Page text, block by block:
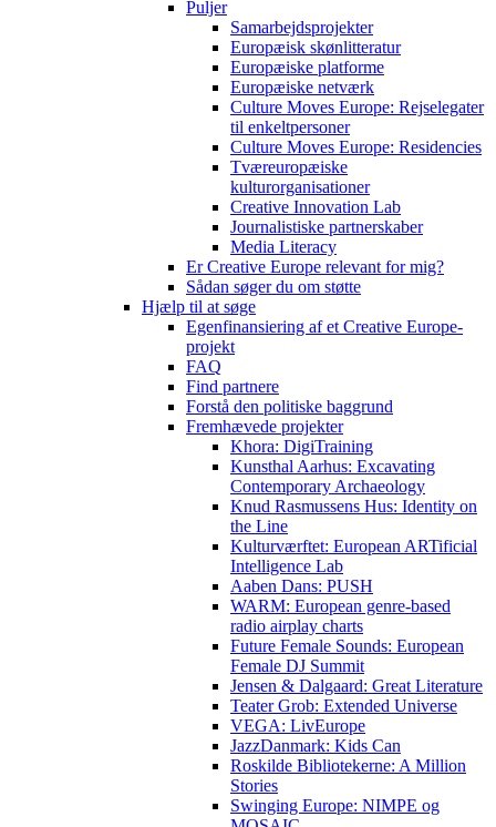
Puljer
Samarbejdsprojekter
Europæisk skønlitteratur
Europæiske platforme
Europæiske netværk
Culture Moves Europe: Rejselegater
til enkeltpersoner
Culture Moves Europe: Residencies
Tværeuropæiske
kulturorganisationer
Creative Innovation Lab
Journalistiske partnerskaber
Media Literacy
Er Creative Europe relevant for mig?
Sådan søger du om støtte
Hjælp til at søge
Egenfinansiering af et Creative Europe-
projekt
FAQ
Find partnere
Forstå den politiske baggrund
Fremhævede projekter
Khora: DigiTraining
Kunsthal Aarhus: Excavating
Contemporary Archaeology
Knud Rasmussens Hus: Identity on
the Line
Kulturværftet: European ARTificial
Intelligence Lab
Aaben Dans: PUSH
WARM: European genre-based
radio airplay charts
Future Female Sounds: European
Female DJ Summit
Jensen & Dalgaard: Great Literature
Teater Grob: Extended Universe
VEGA: LivEurope
JazzDanmark: Kids Can
Roskilde Bibliotekerne: A Million
Stories
Swinging Europe: NIMPE og